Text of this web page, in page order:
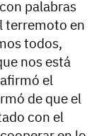
palabras
terremoto en
todos,
nos está
el
de que el
con el